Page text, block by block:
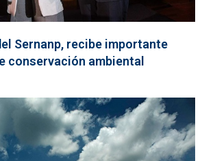
Sernanp, recibe importante
conservación ambiental